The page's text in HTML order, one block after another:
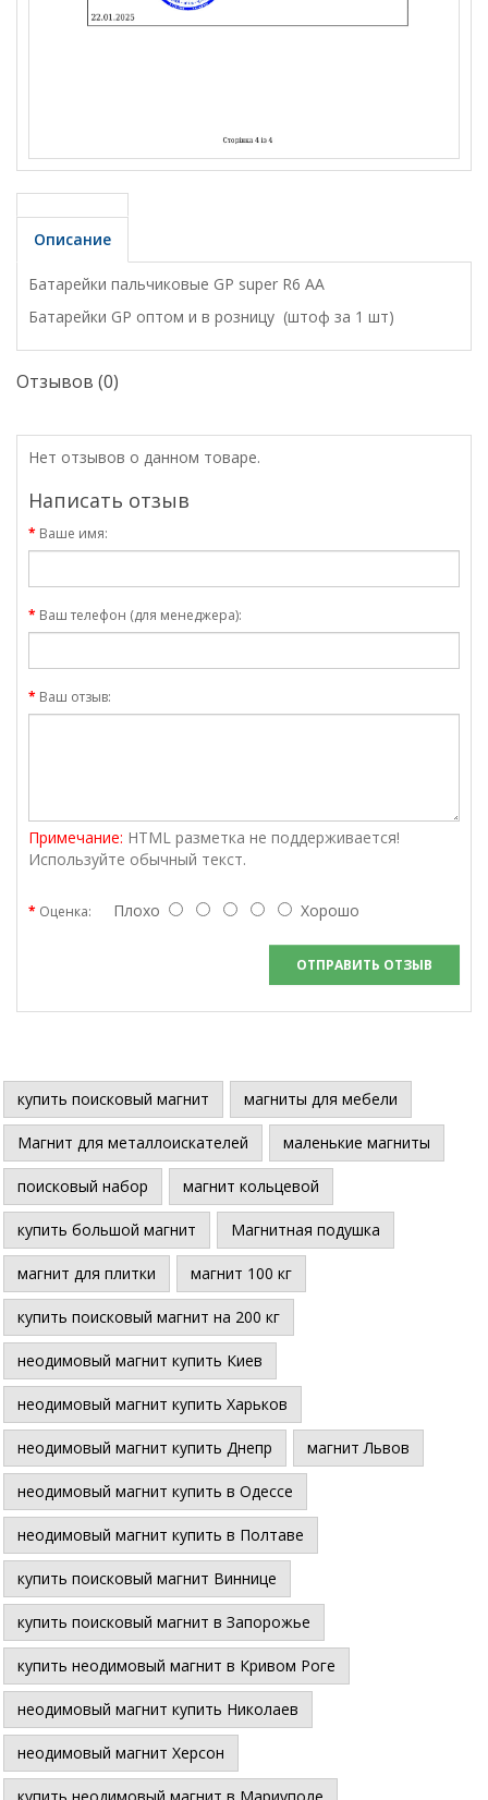
Описание
Батарейки пальчиковые GP super R6 AA
Батарейки GP оптом и в розницу (штоф за 1 шт)
Отзывов (0)
Нет отзывов о данном товаре.
Написать отзыв
Ваше имя:
Ваш телефон (для менеджера):
Ваш отзыв:
Примечание: HTML разметка не поддерживается!
Используйте обычный текст.
Оценка: Плохо Хорошо
ОТПРАВИТЬ ОТЗЫВ
купить поисковый магнит магниты для мебели
Магнит для металлоискателей маленькие магниты
поисковый набор магнит кольцевой
купить большой магнит Магнитная подушка
магнит для плитки магнит 100 кг
купить поисковый магнит на 200 кг
неодимовый магнит купить Киев
неодимовый магнит купить Харьков
неодимовый магнит купить Днепр магнит Львов
неодимовый магнит купить в Одессе
неодимовый магнит купить в Полтаве
купить поисковый магнит Виннице
купить поисковый магнит в Запорожье
купить неодимовый магнит в Кривом Роге
неодимовый магнит купить Николаев
неодимовый магнит Херсон